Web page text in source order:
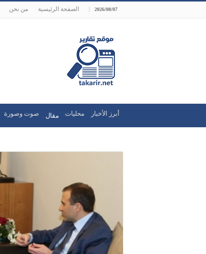
2026/08/07 الصفحة الرئيسية من نحن
أبرز الأخبار محليات مقال صوت وصورة